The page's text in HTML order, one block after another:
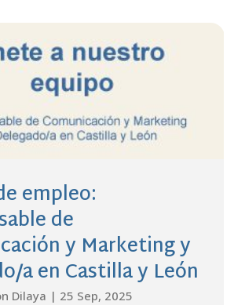
empleo:
de
y Marketing y
a en Castilla y León
Dilaya | 25 Sep, 2025